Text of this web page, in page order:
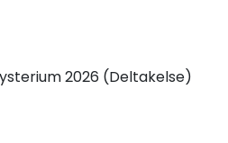
2026 (Deltakelse)